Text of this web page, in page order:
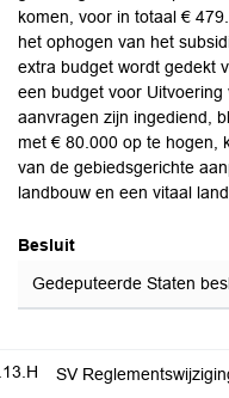
komen, voor in totaal €
het ophogen van het
extra budget wordt gedekt
een budget voor
aanvragen zijn ingediend,
met € 80.000 op te hogen,
van de gebiedsgerichte
landbouw en een vitaal
Besluit
Gedeputeerde Staten
SV